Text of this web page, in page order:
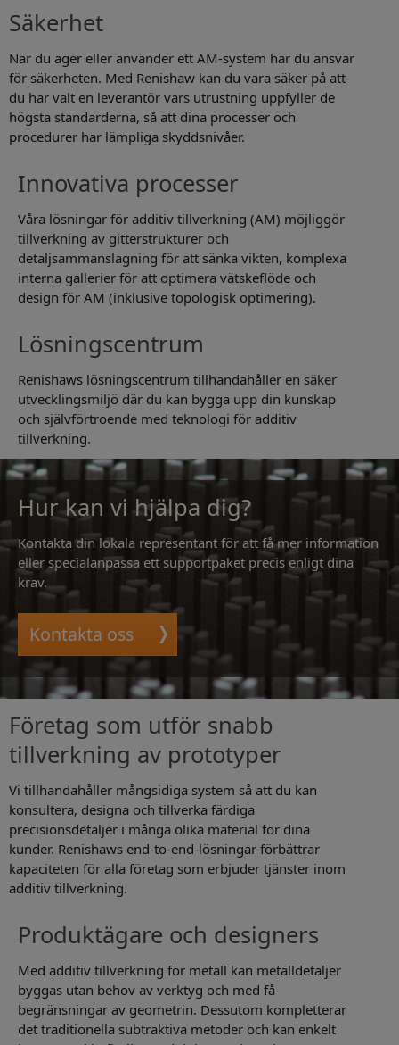
Säkerhet
När du äger eller använder ett AM-system har du ansvar
för säkerheten. Med Renishaw kan du vara säker på att
du har valt en leverantör vars utrustning uppfyller de
högsta standarderna, så att dina processer och
procedurer har lämpliga skyddsnivåer.
Innovativa processer
Våra lösningar för additiv tillverkning (AM) möjliggör
tillverkning av gitterstrukturer och
detaljsammanslagning för att sänka vikten, komplexa
interna gallerier för att optimera vätskeflöde och
design för AM (inklusive topologisk optimering).
Lösningscentrum
Renishaws lösningscentrum tillhandahåller en säker
utvecklingsmiljö där du kan bygga upp din kunskap
och självförtroende med teknologi för additiv
tillverkning.
Hur kan vi hjälpa dig?
Kontakta din lokala representant för att få mer information
eller specialanpassa ett supportpaket precis enligt dina
krav.
Kontakta oss
Företag som utför snabb
tillverkning av prototyper
Vi tillhandahåller mångsidiga system så att du kan
konsultera, designa och tillverka färdiga
precisionsdetaljer i många olika material för dina
kunder. Renishaws end-to-end-lösningar förbättrar
kapaciteten för alla företag som erbjuder tjänster inom
additiv tillverkning.
Produktägare och designers
Med additiv tillverkning för metall kan metalldetaljer
byggas utan behov av verktyg och med få
begränsningar av geometrin. Dessutom kompletterar
det traditionella subtraktiva metoder och kan enkelt